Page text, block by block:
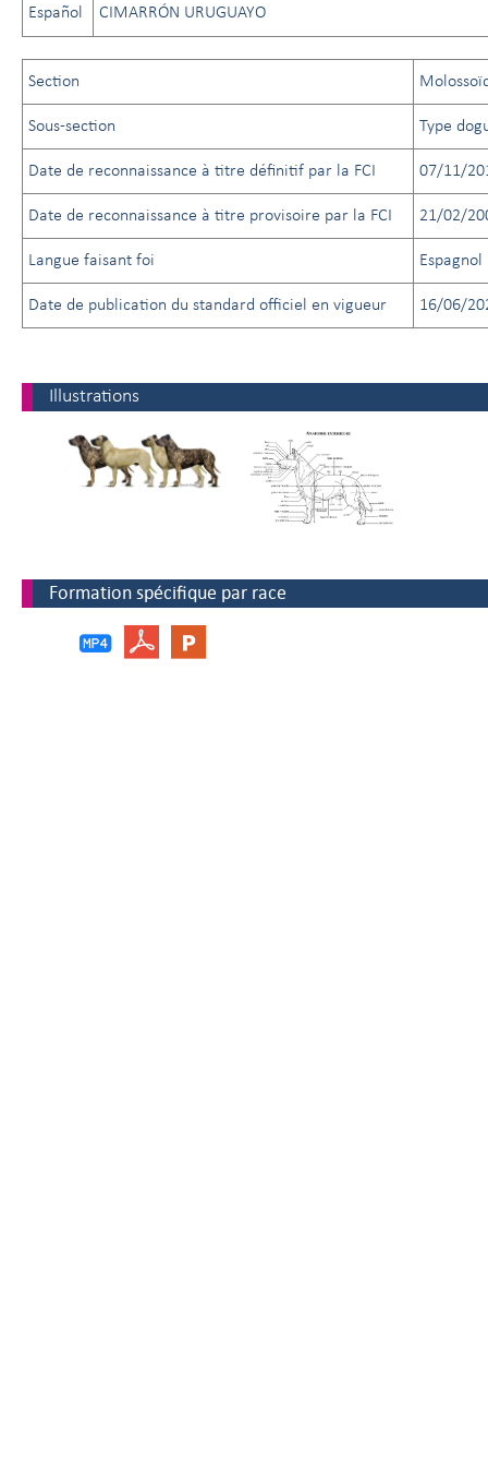
Español CIMARRÓN URUGUAYO
Section
Sous-section Type
Date de reconnaissance à titre définitif par la FCI 07/11/
Date de reconnaissance à titre provisoire par la FCI 21/02/
Langue faisant foi Espagnol
Date de publication du standard officiel en vigueur 16/06/
Illustrations
Formation spécifique par race